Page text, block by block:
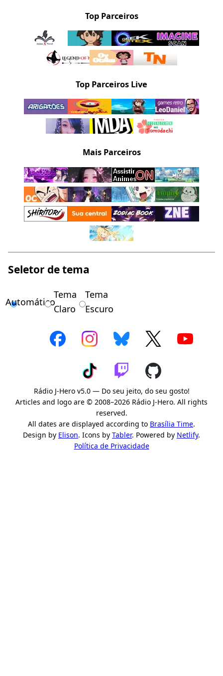
Top Parceiros
Top Parceiros Live
Mais Parceiros
Seletor de tema
Automático
Tema
Claro
Tema
Escuro
Rádio J-Hero v5.0 — Do seu jeito, do seu gosto!
Articles and logo are © 2008–2026 Rádio J-Hero. All rights
reserved.
All dates are displayed according to Brasília Time.
Design by Elison. Icons by Tabler. Powered by Netlify.
Política de Privacidade